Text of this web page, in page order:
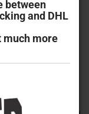
between
and DHL
much more